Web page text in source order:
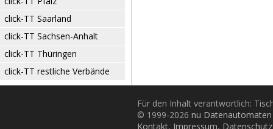
click-TT Saarland
click-TT Sachsen-Anhalt
click-TT Thüringen
click-TT restliche Verbände
Für den Inhalt verantwortlich:
© 1999-2026 nu
Kontakt, Impressum, Datenschutz